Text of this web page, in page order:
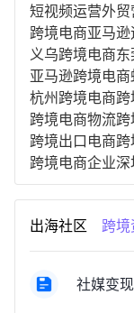
短视频运营外贸
跨境电商亚马逊
义乌跨境电商
亚马逊跨境电商
杭州跨境电商
跨境电商物流
跨境出口电商
跨境电商企业深
进口跨境电商跨
跨境电商市场跨
跨境电商开店跨
跨境电商商品个
郑州跨境电商跨
出海社区 跨
社媒变